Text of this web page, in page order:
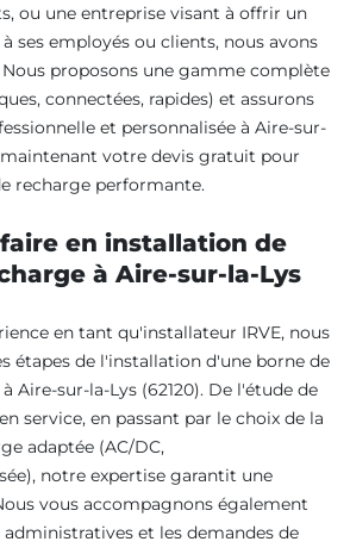
ou une entreprise visant à offrir un
ses employés ou clients, nous avons
proposons une gamme complète
connectées, rapides) et assurons
et personnalisée à Aire-sur-
maintenant votre devis gratuit pour
recharge performante.
en installation de
à Aire-sur-la-Lys
en tant qu'installateur IRVE, nous
étapes de l'installation d'une borne de
Aire-sur-la-Lys (62120). De l'étude de
service, en passant par le choix de la
adaptée (AC/DC,
notre expertise garantit une
vous accompagnons également
et les demandes de